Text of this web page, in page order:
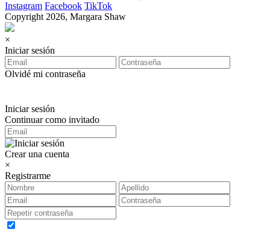
Instagram Facebook TikTok
Copyright 2026, Margara Shaw
×
Iniciar sesión
Olvidé mi contraseña
Iniciar sesión
Continuar como invitado
Crear una cuenta
×
Registrarme